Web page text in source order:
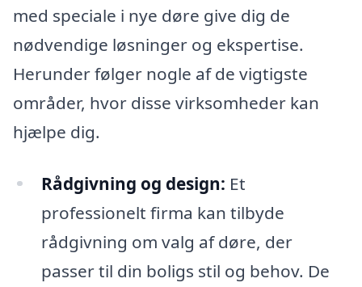
med speciale i nye døre give dig de
nødvendige løsninger og ekspertise.
Herunder følger nogle af de vigtigste
områder, hvor disse virksomheder kan
hjælpe dig.
Rådgivning og design: Et
professionelt firma kan tilbyde
rådgivning om valg af døre, der
passer til din boligs stil og behov. De